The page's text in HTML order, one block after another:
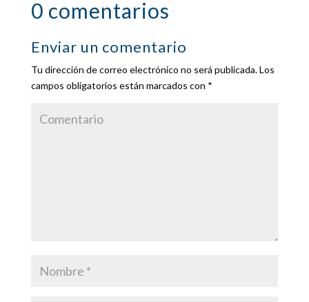
0 comentarios
Enviar un comentario
Tu dirección de correo electrónico no será publicada.Los
campos obligatorios están marcados con *